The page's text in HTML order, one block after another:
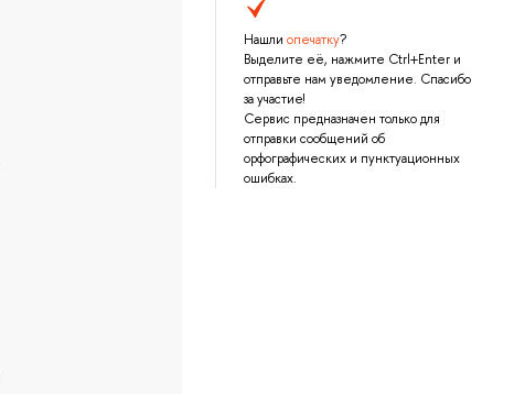
Нашли опечатку?
Выделите её, нажмите Ctrl+Enter и
отправьте нам уведомление. Спасибо
за участие!
Сервис предназначен только для
отправки сообщений об
орфографических и пунктуационных
ошибках.